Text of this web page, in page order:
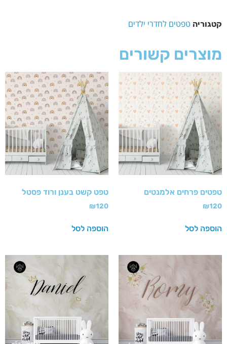
קטגוריה טפטים לחדרי ילדים
מוצרים קשורים
טפטים פרחים אלמנטים
₪120
הוספה לסל
טפט קשט בענן ורוד פסטל
₪120
הוספה לסל